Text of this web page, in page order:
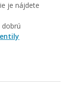
je nájdete
dobrú